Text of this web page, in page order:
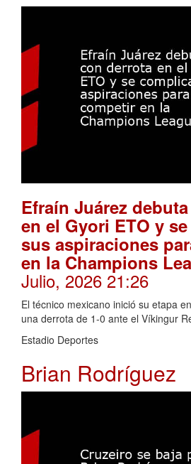
Efraín Juárez
en el Gyori ETO y
sus aspiraciones
en la Champions
Julio, 2026 21:26
El técnico mexicano inició su etapa
una derrota de 1-0 ante el Víkingur
Estadio Deportes
Brian Rodríguez